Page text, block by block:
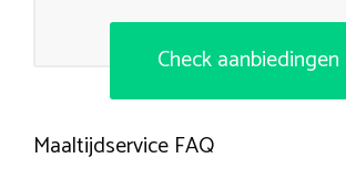
Check aanbiedingen
Maaltijdservice FAQ